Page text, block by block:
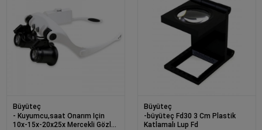
Büyüteç
- Kuyumcu,saat Onarım Için
10x-15x-20x25x Mercekli Gözlük
Büyüteç
-büyüteç Fd30 3 Cm Plastik
Katlamalı Lup Fd